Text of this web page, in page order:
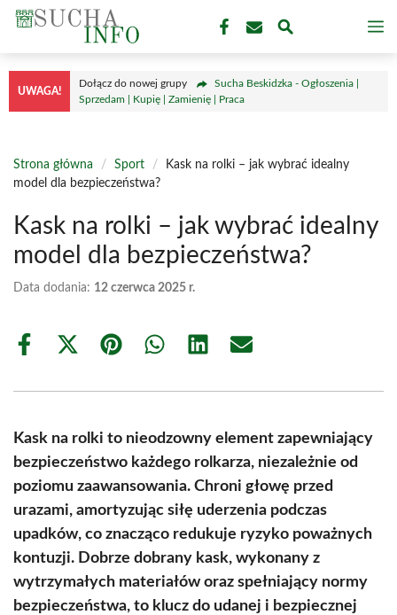
Przejdź
treści
UWAGA!
Dołącz do nowej grupy
Sucha Beskidzka - Ogłoszenia |
Sprzedam | Kupię | Zamienię | Praca
Strona główna / Sport /
Kask na rolki – jak wybrać idealny
model dla bezpieczeństwa?
Kask na rolki – jak wybrać idealny
model dla bezpieczeństwa?
Data dodania: 12 czerwca 2025 r.
Share
Share
(Twitter)
Share Share Share Share
Kask na rolki to nieodzowny element zapewniający
bezpieczeństwo każdego rolkarza, niezależnie od
poziomu zaawansowania. Chroni głowę przed
urazami, amortyzując siłę uderzenia podczas
upadków, co znacząco redukuje ryzyko poważnych
kontuzji. Dobrze dobrany kask, wykonany z
wytrzymałych materiałów oraz spełniający normy
bezpieczeństwa, to klucz do udanej i bezpiecznej